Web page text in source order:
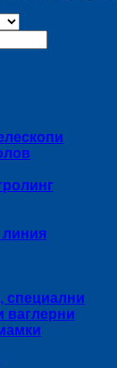
специални
ваглерни